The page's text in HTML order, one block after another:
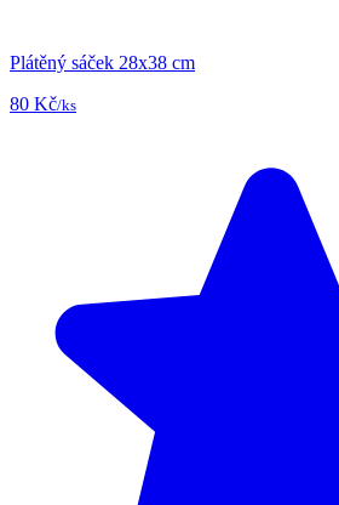
Plátěný sáček 28x38 cm
80 Kč/ks